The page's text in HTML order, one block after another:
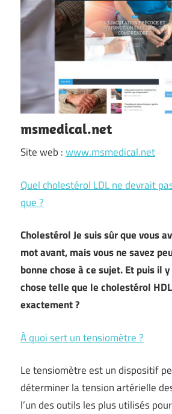
msmedical.net
Site web :www.msmedical.net
Quel cholestérol LDL ne devrait
que ?
Cholestérol Je suis sûr que vous
mot avant, mais vous ne savez
bonne chose à ce sujet. Et puis il
chose telle que le cholestérol
exactement ?
À quoi sert un tensiomètre ?
Le tensiomètre est un dispositif
déterminer la tension artérielle
l’un des outils les plus utilisés